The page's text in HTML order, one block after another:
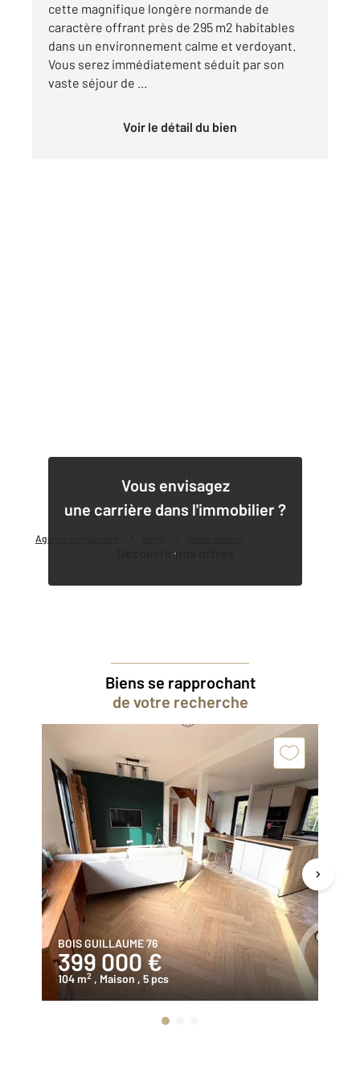
Agence immobilière
cette magnifique longère normande de
caractère offrant près de 295 m2 habitables
dans un environnement calme et verdoyant.
Vous serez immédiatement séduit par son
vaste séjour de ...
Voir le détail du bien
Vous envisagez
une carrière dans l'immobilier ?
Découvrir nos offres
Biens se rapprochant
de votre recherche
BOIS GUILLAUME 76
399 000 €
104 m2 , Maison , 5 pcs